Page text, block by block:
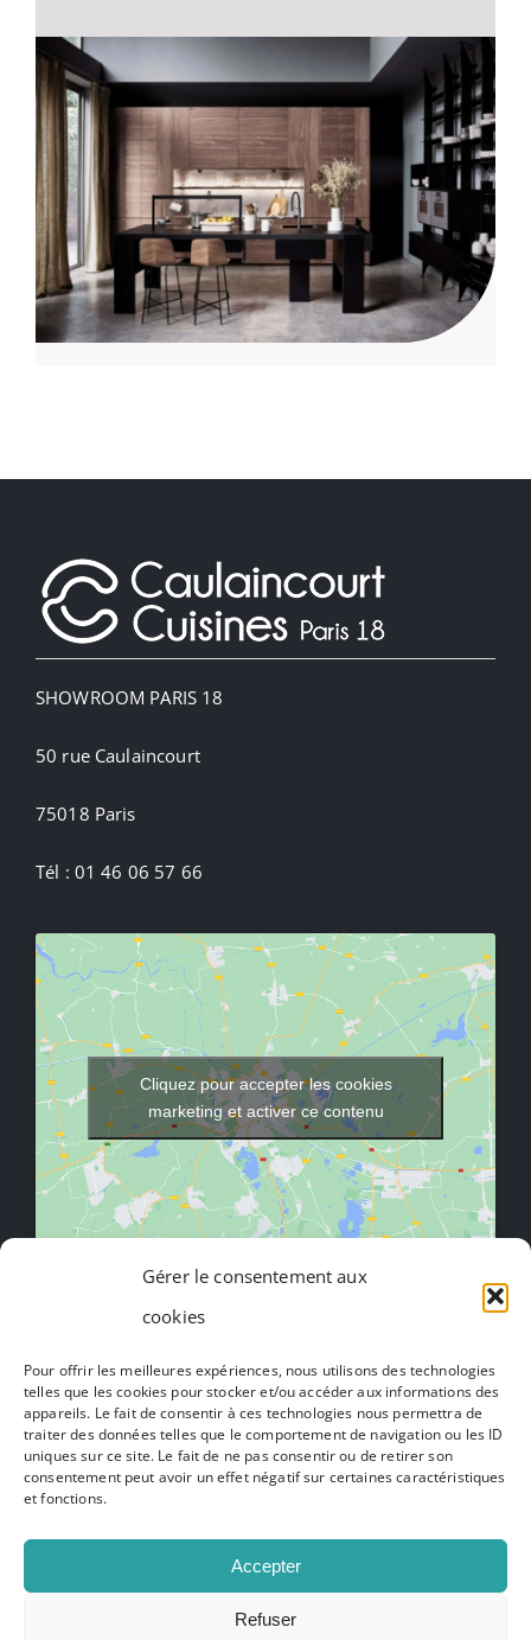
Gérer le consentement aux
cookies
Pour offrir les meilleures expériences, nous utilisons des technologies
telles que les cookies pour stocker et/ou accéder aux informations des
appareils. Le fait de consentir à ces technologies nous permettra de
traiter des données telles que le comportement de navigation ou les ID
uniques sur ce site. Le fait de ne pas consentir ou de retirer son
consentement peut avoir un effet négatif sur certaines caractéristiques
et fonctions.
Accepter
Refuser
SHOWROOM PARIS 18
50 rue Caulaincourt
75018 Paris
Tél : 01 46 06 57 66
Cliquez pour accepter les cookies
marketing et activer ce contenu
Mentions légales
Politique de confidentialité
© Copyright 2012 - 2026 | Caulaincourt Cuisines | Tous droits